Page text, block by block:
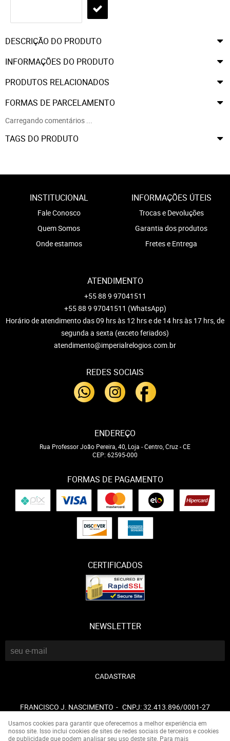
DESCRIÇÃO DO PRODUTO
INFORMAÇÕES DO PRODUTO
PRODUTOS RELACIONADOS
FORMAS DE PARCELAMENTO
Carregando comentários ...
TAGS DO PRODUTO
INSTITUCIONAL
Fale Conosco
Quem Somos
Onde estamos
INFORMAÇÕES ÚTEIS
Trocas e Devoluções
Garantia dos produtos
Fretes e Entrega
ATENDIMENTO
+55 88 9 97041511
+55 88 9 97041511 (WhatsApp)
Horário de atendimento das 09 hrs às 12 hrs e de 14 hrs às 17 hrs, de
segunda a sexta (exceto feriados)
atendimento@imperialrelogios.com.br
REDES SOCIAIS
ENDEREÇO
Rua Professor João Pereira, 40, Loja -Centro, Cruz-CE
CEP: 62595-000
FORMAS DE PAGAMENTO
CERTIFICADOS
NEWSLETTER
CADASTRAR
FRANCISCO J. NASCIMENTO CNPJ: 32.413.896/0001-27
Usamos cookies para garantir que oferecemos a melhor experiência em
nosso site. Isso inclui cookies de sites de redes sociais de terceiros e cookies
de publicidade que podem analisar seu uso deste site. Para mais